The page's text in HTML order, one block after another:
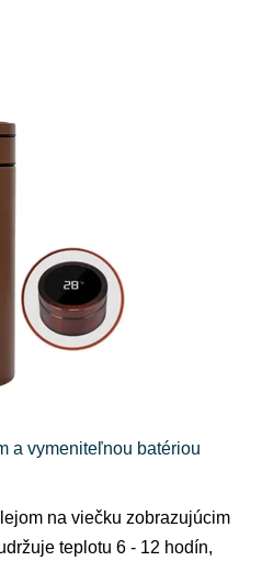
a vymeniteľnou batériou
na viečku zobrazujúcim
teplotu 6 - 12 hodín,